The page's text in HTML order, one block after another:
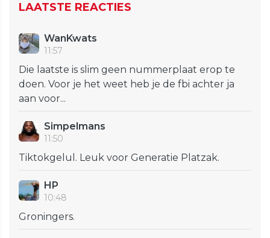
LAATSTE REACTIES
WanKwats
11:57
Die laatste is slim geen nummerplaat erop te
doen. Voor je het weet heb je de fbi achter ja
aan voor...
Simpelmans
11:50
Tiktokgelul. Leuk voor Generatie Platzak.
HP
10:48
Groningers.